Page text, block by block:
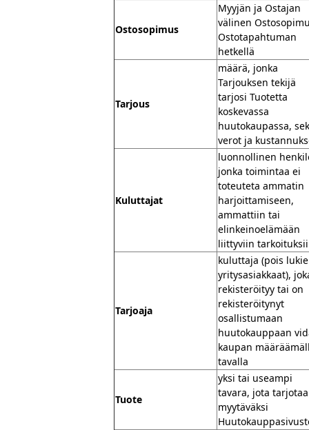
Ostosopimus
Myyjän ja Ostajan
välinen
Ostotapahtuman
hetkellä
Tarjous
määrä, jonka
Tarjouksen tekijä
tarjosi Tuotetta
koskevassa
huutokaupassa,
verot ja
Kuluttajat
luonnollinen
jonka toimintaa ei
toteuteta ammatin
harjoittamiseen,
ammattiin tai
elinkeinoelämään
liittyviin
Tarjoaja
kuluttaja (pois
yritysasiakkaat),
rekisteröityy tai on
rekisteröitynyt
osallistumaan
huutokauppaan
kaupan
tavalla
Tuote
yksi tai useampi
tavara, jota
myytäväksi